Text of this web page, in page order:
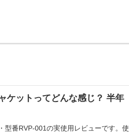
ケットってどんな感じ？ 半年
型番RVP-001の実使用レビューです。使